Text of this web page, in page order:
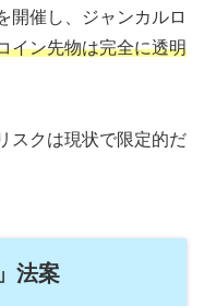
開催し、ジャンカルロ
イン先物は完全に透明
スクは現状で限定的だ
法案